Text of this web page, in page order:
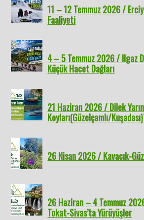
11 – 12 Temmuz 2026 /
Faaliyeti
4 – 5 Temmuz 2026 / Ilgaz
Küçük Hacet Dağları
21 Haziran 2026 / Dilek
Koyları(Güzelçamlı/
26 Nisan 2026 / Kavacık-
26 Haziran – 4 Temmuz
Tokat-Sivas’ta Yürüyüşler